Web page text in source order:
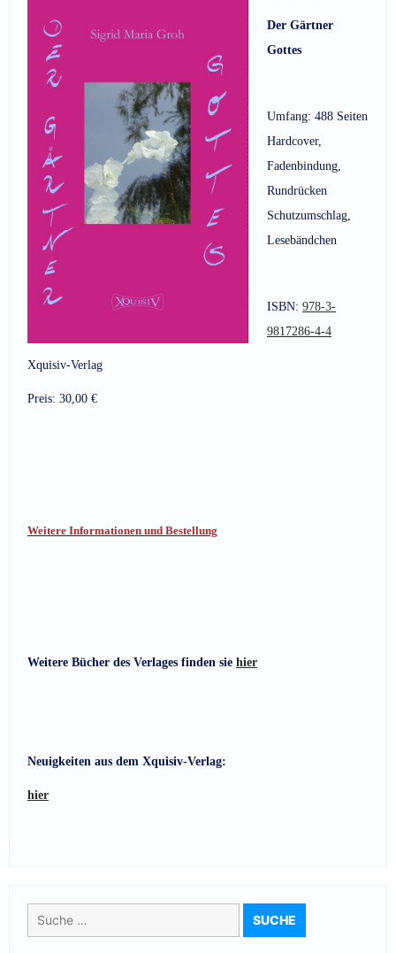
Der Gärtner
Gottes
Umfang: 488 Seiten
Hardcover,
Fadenbindung,
Rundrücken
Schutzumschlag,
Lesebändchen
ISBN: 978-3-
9817286-4-4
Xquisiv-Verlag
Preis: 30,00 €
Weitere Informationen und Bestellung
Weitere Bücher des Verlages finden sie hier
Neuigkeiten aus dem Xquisiv-Verlag:
hier
Suche
nach: